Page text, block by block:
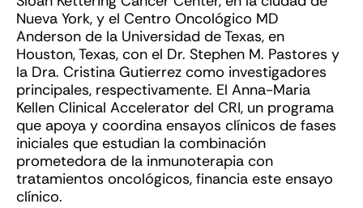
Nueva York, y el Centro Oncológico MD
Anderson de la Universidad de Texas, en
Houston, Texas, con el Dr. Stephen M. Pastores y
la Dra. Cristina Gutierrez como investigadores
principales, respectivamente. El Anna-Maria
Kellen Clinical Accelerator del CRI, un programa
que apoya y coordina ensayos clínicos de fases
iniciales que estudian la combinación
prometedora de la inmunoterapia con
tratamientos oncológicos, financia este ensayo
clínico.